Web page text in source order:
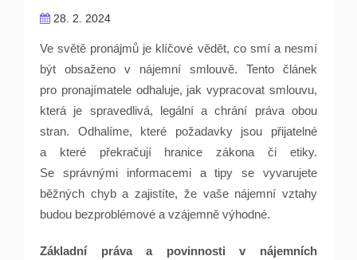
28. 2. 2024
Ve světě pronájmů je klíčové vědět, co smí a nesmí
být obsaženo v nájemní smlouvě. Tento článek
pro pronajímatele odhaluje, jak vypracovat smlouvu,
která je spravedlivá, legální a chrání práva obou
stran. Odhalíme, které požadavky jsou přijatelné
a které překračují hranice zákona či etiky.
Se správnými informacemi a tipy se vyvarujete
běžných chyb a zajistíte, že vaše nájemní vztahy
budou bezproblémové a vzájemně výhodné.
Základní práva a povinnosti v nájemních